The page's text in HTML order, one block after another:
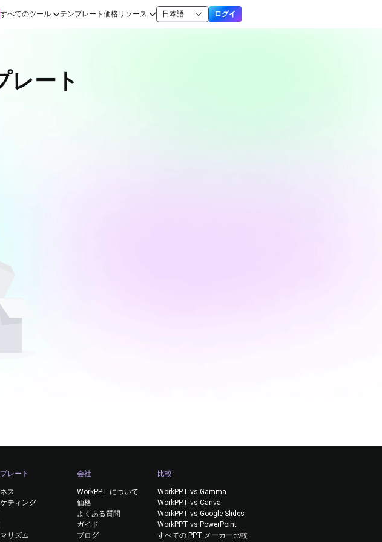
すべてのツール テンプレート 価格リソース 日本語 ログイ
レート
レート
ス
ティング
リズム
会社
WorkPPT について
価格
よくある質問
ガイド
ブログ
比較
WorkPPT vs Gamma
WorkPPT vs Canva
WorkPPT vs Google Slides
WorkPPT vs PowerPoint
すべての PPT メーカー比較